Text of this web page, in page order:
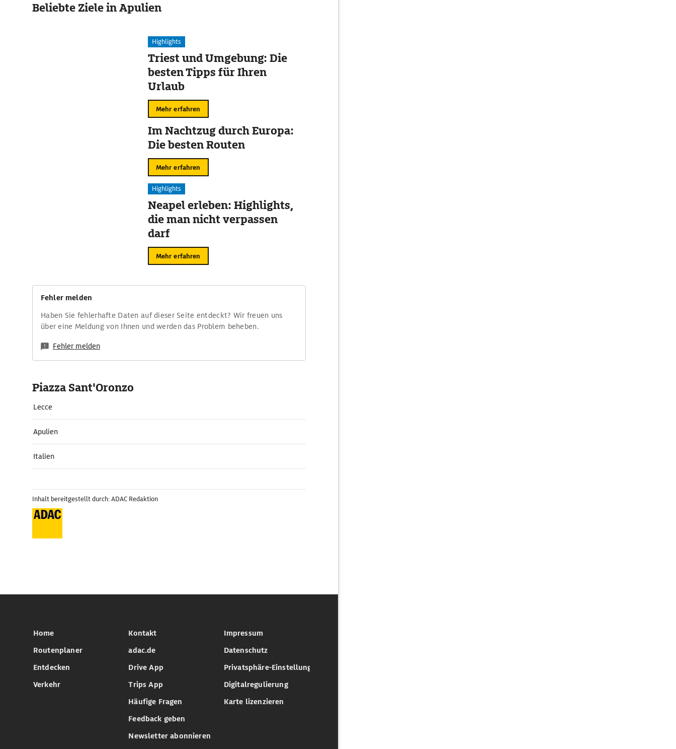
Beliebte Ziele in Apulien
Highlights
Triest und Umgebung: Die
besten Tipps für Ihren
Urlaub
Mehr erfahren
Im Nachtzug durch Europa:
Die besten Routen
Mehr erfahren
Highlights
Neapel erleben: Highlights,
die man nicht verpassen
darf
Mehr erfahren
Fehler melden
Haben Sie fehlerhafte Daten auf dieser Seite entdeckt? Wir freuen uns
über eine Meldung von Ihnen und werden das Problem beheben.
Fehler melden
Piazza Sant'Oronzo
Lecce
Apulien
Italien
Inhalt bereitgestellt durch: ADAC Redaktion
Home
Routenplaner
Entdecken
Verkehr
Kontakt
adac.de
Drive App
Trips App
Häufige Fragen
Feedback geben
Newsletter abonnieren
Impressum
Datenschutz
Privatsphäre-Einstellungen
Digitalregulierung
Karte lizenzieren